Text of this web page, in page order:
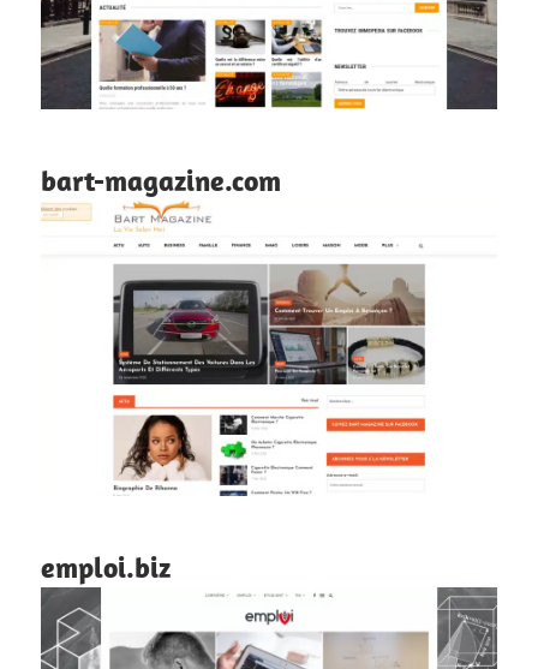
bart-magazine.com
emploi.biz